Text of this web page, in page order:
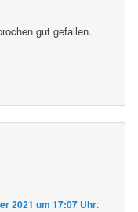
gut gefallen.
2021 um 17:07 Uhr: